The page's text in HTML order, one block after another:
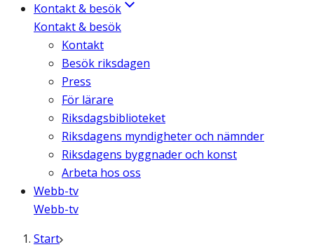
Kontakt & besök
Kontakt & besök
Kontakt
Besök riksdagen
Press
För lärare
Riksdagsbiblioteket
Riksdagens myndigheter och nämnder
Riksdagens byggnader och konst
Arbeta hos oss
Webb-tv
Webb-tv
Start